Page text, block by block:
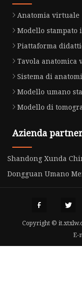
Anatomia virtuale
Modello stampato
Piattaforma
Tavola anatomica
Sistema di
Modello umano
Modello di
Azienda
Shandong Xunda
Dongguan Umano
Copyright ©
E-